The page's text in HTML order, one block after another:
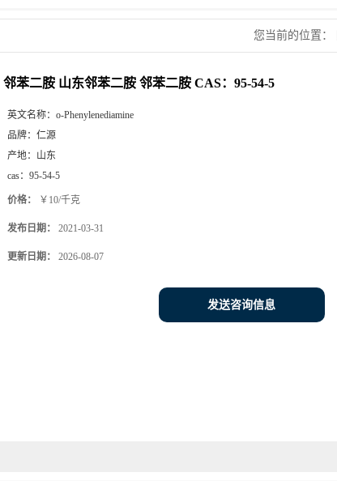
您当前的位置：
邻苯二胺 山东邻苯二胺 邻苯二胺 CAS：95-54-5
英文名称： o-Phenylenediamine
品牌： 仁源
产地： 山东
cas： 95-54-5
价格： ￥10/千克
发布日期： 2021-03-31
更新日期： 2026-08-07
发送咨询信息